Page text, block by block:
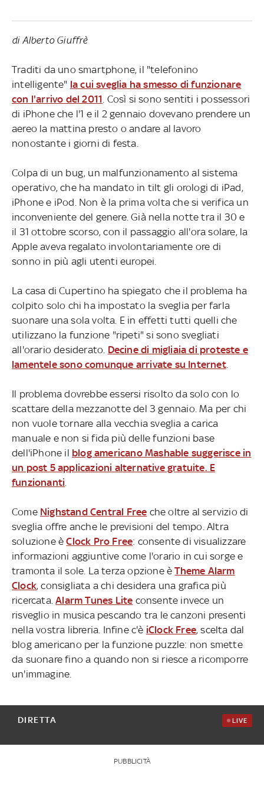
di Alberto Giuffrè
Traditi da uno smartphone, il "telefonino
intelligente" la cui sveglia ha smesso di funzionare
con l'arrivo del 2011 . Così si sono sentiti i possessori
di iPhone che l'1 e il 2 gennaio dovevano prendere un
aereo la mattina presto o andare al lavoro
nonostante i giorni di festa.
Colpa di un bug, un malfunzionamento al sistema
operativo, che ha mandato in tilt gli orologi di iPad,
iPhone e iPod. Non è la prima volta che si verifica un
inconveniente del genere. Già nella notte tra il 30 e
il 31 ottobre scorso, con il passaggio all'ora solare, la
Apple aveva regalato involontariamente ore di
sonno in più agli utenti europei.
La casa di Cupertino ha spiegato che il problema ha
colpito solo chi ha impostato la sveglia per farla
suonare una sola volta. E in effetti tutti quelli che
utilizzano la funzione "ripeti" si sono svegliati
all'orario desiderato. Decine di migliaia di proteste e
lamentele sono comunque arrivate su Internet.
Il problema dovrebbe essersi risolto da solo con lo
scattare della mezzanotte del 3 gennaio. Ma per chi
non vuole tornare alla vecchia sveglia a carica
manuale e non si fida più delle funzioni base
dell'iPhone il blog americano Mashable suggerisce in
un post 5 applicazioni alternative gratuite. E
funzionanti
Come Nighstand Central Free che oltre al servizio di
sveglia offre anche le previsioni del tempo. Altra
soluzione èClock Pro Free: consente di visualizzare
informazioni aggiuntive come l'orario in cui sorge e
tramonta il sole. La terza opzione èTheme Alarm
Clock, consigliata a chi desidera una grafica più
ricercata.Alarm Tunes Lite consente invece un
risveglio in musica pescando tra le canzoni presenti
nella vostra libreria. Infine c'è iClock Free, scelta dal
blog americano per la funzione puzzle: non smette
da suonare fino a quando non si riesce a ricomporre
un'immagine.
DIRETTA LIVE
PUBBLICITÀ